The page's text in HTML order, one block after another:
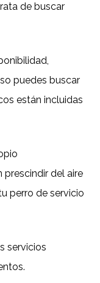
de buscar
puedes buscar
están incluidas
del aire
perro de servicio
servicios